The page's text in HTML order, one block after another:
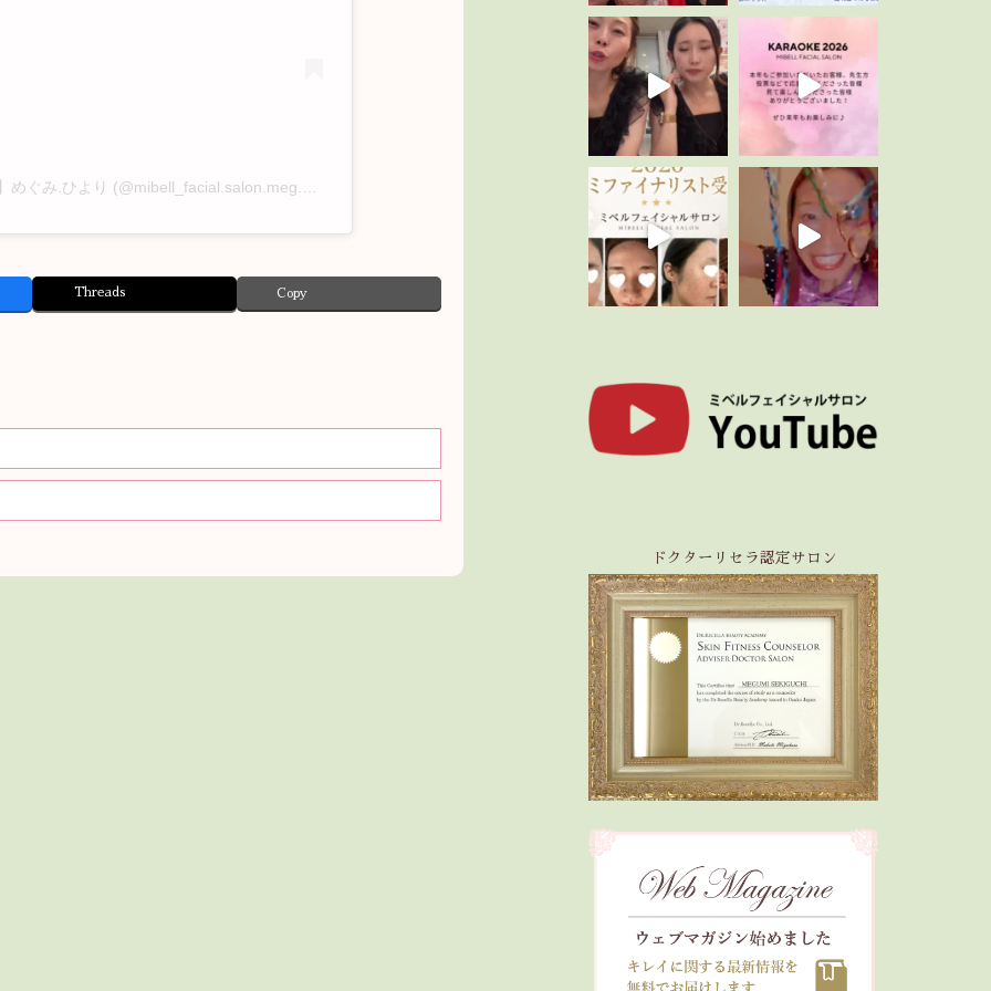
A post shared by 群馬/高崎【ニキビ、毛穴専門店】めぐみ.ひより (@mibell_facial.salon.meg.hiyo)
Threads Copy
ドクターリセラ認定サロン